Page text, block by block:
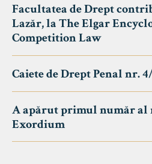
Facultatea de Drept
Lazăr, la The Elgar
Competition Law
Caiete de Drept Penal nr.
A apărut primul număr al
Exordium